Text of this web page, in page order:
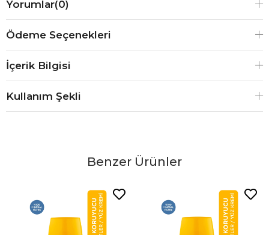
Yorumlar(0)
Ödeme Seçenekleri
İçerik Bilgisi
Kullanım Şekli
Benzer Ürünler